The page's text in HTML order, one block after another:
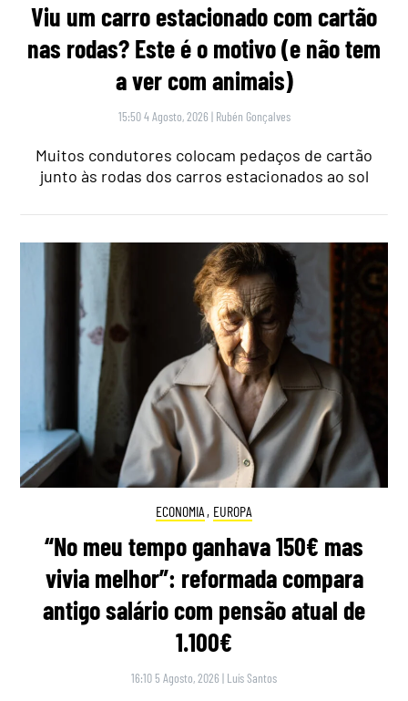
Viu um carro estacionado com cartão
nas rodas? Este é o motivo (e não tem
a ver com animais)
15:50 4 Agosto, 2026 | Rubén Gonçalves
Muitos condutores colocam pedaços de cartão
junto às rodas dos carros estacionados ao sol
ECONOMIA , EUROPA
“No meu tempo ganhava 150€ mas
vivia melhor”: reformada compara
antigo salário com pensão atual de
1.100€
16:10 5 Agosto, 2026 | Luís Santos